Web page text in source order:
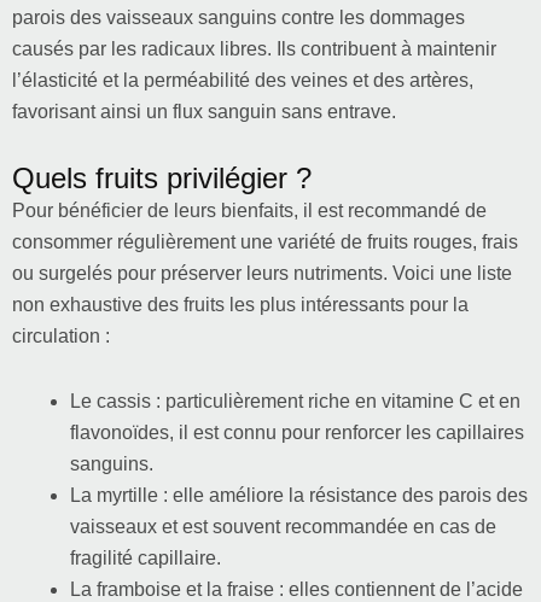
parois des vaisseaux sanguins contre les dommages
causés par les radicaux libres. Ils contribuent à maintenir
l’élasticité et la perméabilité des veines et des artères,
favorisant ainsi un flux sanguin sans entrave.
Quels fruits privilégier ?
Pour bénéficier de leurs bienfaits, il est recommandé de
consommer régulièrement une variété de fruits rouges, frais
ou surgelés pour préserver leurs nutriments. Voici une liste
non exhaustive des fruits les plus intéressants pour la
circulation :
Le cassis : particulièrement riche en vitamine C et en
flavonoïdes, il est connu pour renforcer les capillaires
sanguins.
La myrtille : elle améliore la résistance des parois des
vaisseaux et est souvent recommandée en cas de
fragilité capillaire.
La framboise et la fraise : elles contiennent de l’acide